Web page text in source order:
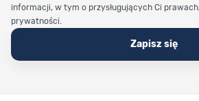
informacji, w tym o przysługujących Ci
prywatności.
Zapisz się